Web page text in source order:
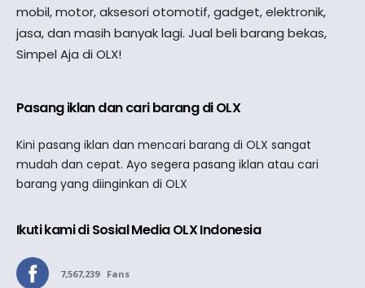
mobil, motor, aksesori otomotif, gadget, elektronik,
jasa, dan masih banyak lagi. Jual beli barang bekas,
Simpel Aja di OLX!
Pasang iklan dan cari barang di OLX
Kini pasang iklan dan mencari barang di OLX sangat
mudah dan cepat. Ayo segera pasang iklan atau cari
barang yang diinginkan di OLX
Ikuti kami di Sosial Media OLX Indonesia
7,567,239 Fans